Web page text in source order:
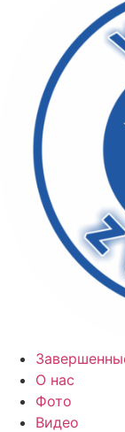
О нас
Фото
Видео